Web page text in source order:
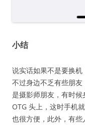
小结
说实话如果不是要换机
不过身边不乏有些朋
是摄影师朋友，有时
OTG 头上，这时手机
也很方便，此外，有